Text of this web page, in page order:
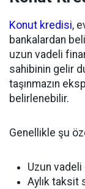
Konut kredisi,
bankalardan
uzun vadeli
sahibinin gelir
taşınmazın
belirlenebilir.
Genellikle şu
Uzun
Aylık taksit